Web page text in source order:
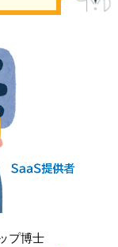
プ博士